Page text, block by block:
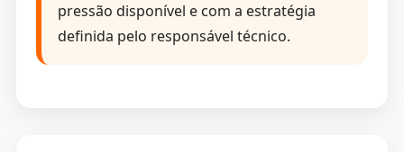
pressão disponível e com a estratégia
definida pelo responsável técnico.